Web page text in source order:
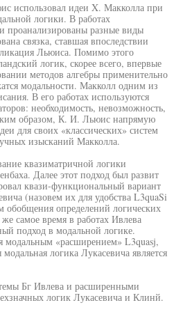
использовал идеи X. Макколла при
логики. В работах
проанализированы разные виды
связка, ставшая впоследствии
Льюиса. Помимо этого
логик, скорее всего, впервые
методов алгебры применительно
модальности. Макколл одним из
В его работах используются
необходимость, невозможность,
образом, К. И. Льюис напрямую
для своих «классических» систем
изысканий Макколла.
квазиматричной логики
Далее этот подход был развит
квази-функциональный вариант
(назовем их для удобства L3quaSi
обобщения определений логических
самое время в работах Ивлева
подход в модальной логике.
модальным «расширением» L3quasj,
модальная логика Лукасевича является
Бг Ивлева и расширенными
логик Лукасевича и Клинй.